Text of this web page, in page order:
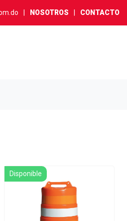
NOSOTROS CONTACTO
Disponible